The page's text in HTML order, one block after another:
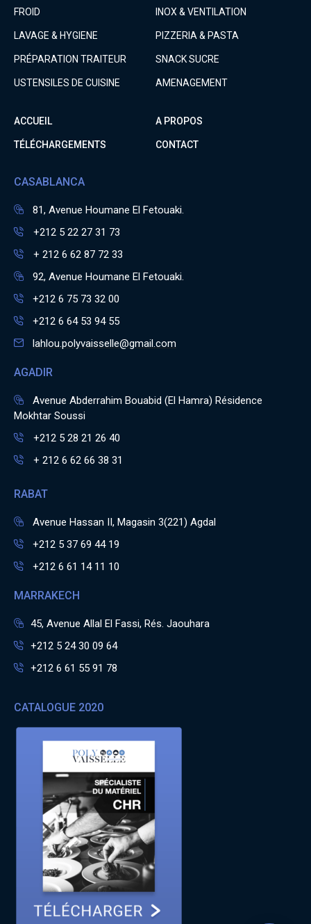
FROID INOX & VENTILATION
LAVAGE & HYGIENE PIZZERIA & PASTA
PRÉPARATION TRAITEUR SNACK SUCRE
USTENSILES DE CUISINE AMENAGEMENT
ACCUEIL A PROPOS
TÉLÉCHARGEMENTS CONTACT
CASABLANCA
81, Avenue Houmane El Fetouaki.
+212 5 22 27 31 73
+ 212 6 62 87 72 33
92, Avenue Houmane El Fetouaki.
+212 6 75 73 32 00
+212 6 64 53 94 55
lahlou.polyvaisselle@gmail.com
AGADIR
Avenue Abderrahim Bouabid (El Hamra) Résidence
Mokhtar Soussi
+212 5 28 21 26 40
+ 212 6 62 66 38 31
RABAT
Avenue Hassan II, Magasin 3(221) Agdal
+212 5 37 69 44 19
+212 6 61 14 11 10
MARRAKECH
45, Avenue Allal El Fassi, Rés. Jaouhara
+212 5 24 30 09 64
+212 6 61 55 91 78
CATALOGUE 2020